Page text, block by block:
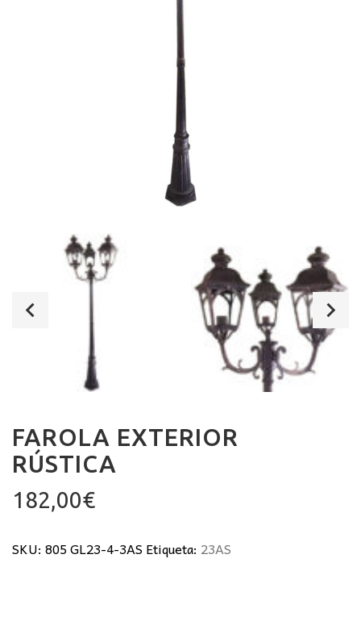
FAROLA EXTERIOR
RÚSTICA
182,00€
SKU: 805 GL23-4-3AS Etiqueta: 23AS